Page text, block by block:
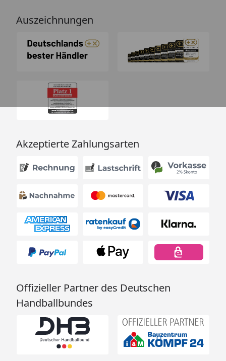
Auszeichnungen
Akzeptierte Zahlungsarten
Offizieller Partner des Deutschen
Handballbundes